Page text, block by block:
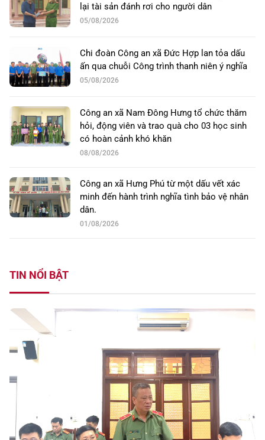
lại tài sản đánh rơi cho người dân
05/08/2026
Chi đoàn Công an xã Đức Hợp lan tỏa dấu
ấn qua chuỗi Công trình thanh niên ý nghĩa
05/08/2026
Công an xã Nam Đông Hưng tổ chức thăm
hỏi, động viên và trao quà cho 03 học sinh
có hoàn cảnh khó khăn
08/08/2026
Công an xã Hưng Phú từ một dấu vết xác
minh đến hành trình nghĩa tình bảo vệ nhân
dân.
01/08/2026
TIN NỔI BẬT